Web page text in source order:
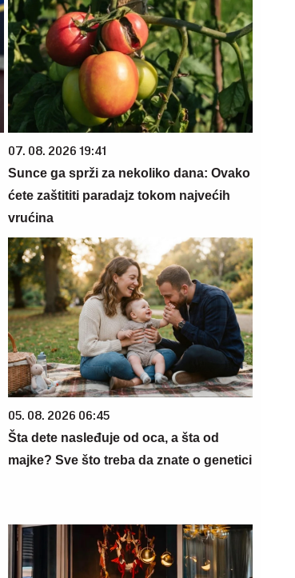
07. 08. 2026 19:41
Sunce ga sprži za nekoliko dana: Ovako
ćete zaštititi paradajz tokom najvećih
vrućina
05. 08. 2026 06:45
Šta dete nasleđuje od oca, a šta od
majke? Sve što treba da znate o genetici